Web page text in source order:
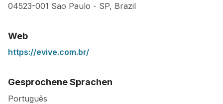
04523-001 Sao Paulo - SP, Brazil
Web
https://evive.com.br/
Gesprochene Sprachen
Português